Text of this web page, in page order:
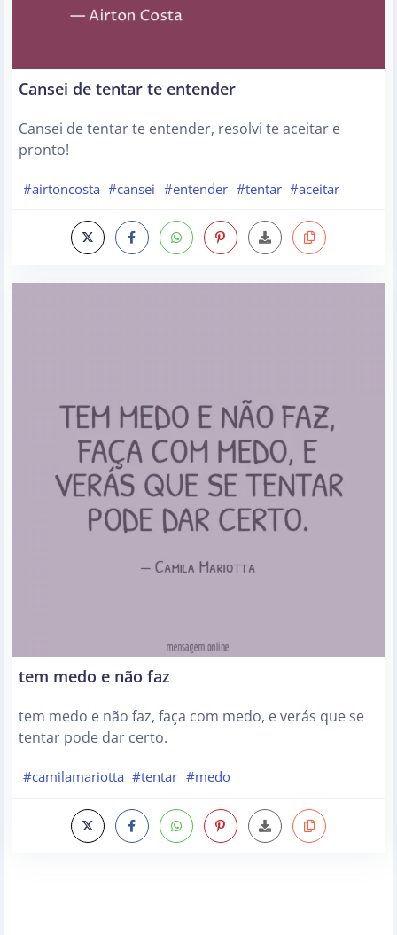
Cansei de tentar te entender
Cansei de tentar te entender, resolvi te aceitar e
pronto!
#airtoncosta #cansei #entender #tentar #aceitar
tem medo e não faz
tem medo e não faz, faça com medo, e verás que se
tentar pode dar certo.
#camilamariotta #tentar #medo